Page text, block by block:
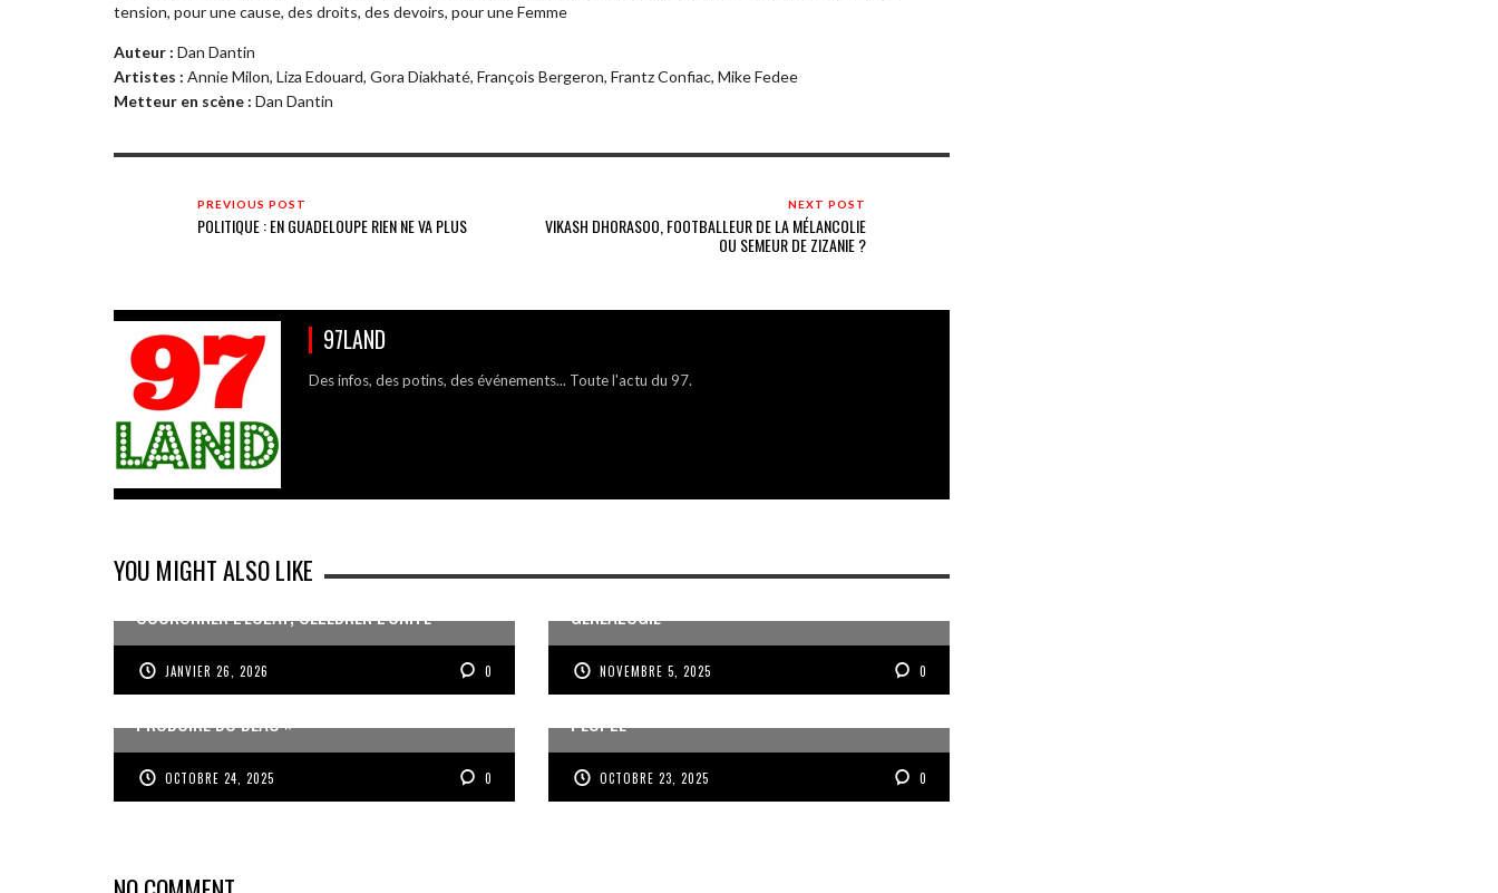
tension, pour une cause, des droits, des devoirs, pour une Femme
Auteur : Dan Dantin
Artistes : Annie Milon, Liza Edouard, Gora Diakhaté, François Bergeron, Frantz Confiac, Mike Fedee
Metteur en scène : Dan Dantin
PREVIOUS POST
POLITIQUE : EN GUADELOUPE RIEN NE VA PLUS
NEXT POST
VIKASH DHORASOO, FOOTBALLEUR DE LA MÉLANCOLIE
OU SEMEUR DE ZIZANIE ?
97LAND
Des infos, des potins, des événements... Toute l'actu du 97.
YOU MIGHT ALSO LIKE
COURONNER L’ÉCLAT, CÉLÉBRER L’UNITÉ
JANVIER 26, 2026 0
GÉNÉALOGIE
NOVEMBRE 5, 2025 0
JEAN-PIERRE VOLET : « L’OBJECTIF EST DE
PRODUIRE DU BEAU »
OCTOBRE 24, 2025 0
VOIX DES ONDES, VOIX DES YOLES, VOIX D’UN
PEUPLE
OCTOBRE 23, 2025 0